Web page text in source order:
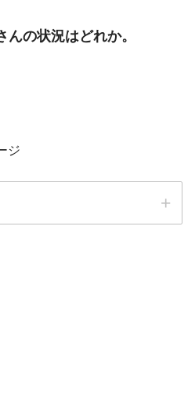
の状況はどれか。
ジ